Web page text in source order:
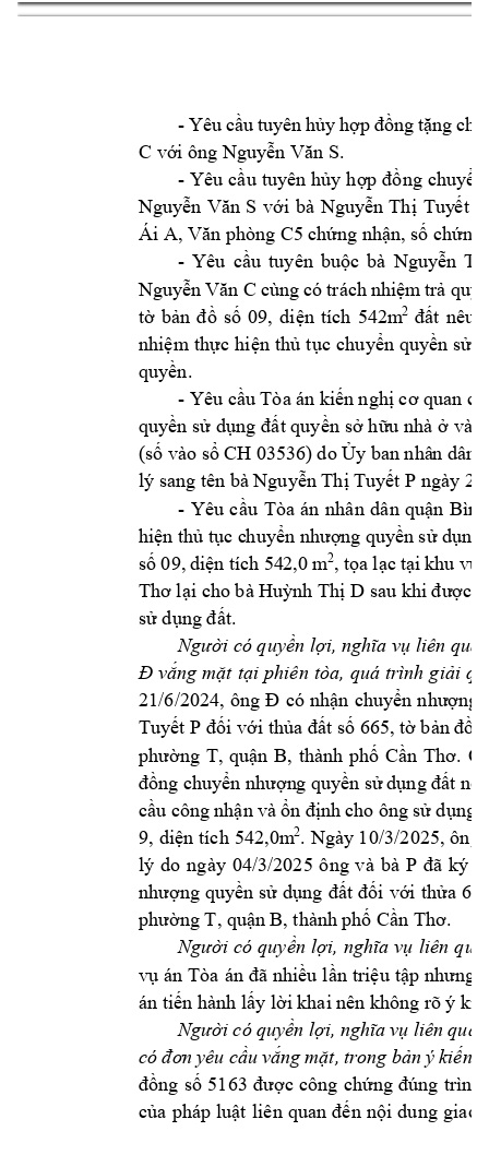
- Yêu cầu tuyên hủy hợp đồng tặng cho
C với ông Nguyễn Văn S.
- Yêu cầu tuyên hủy hợp đồng
Nguyễn Văn S với bà Nguyễn Thị Tuyết
Ái A, Văn phòng C5 chứng nhận, số chứng
- Yêu cầu tuyên buộc bà Nguyễn
Nguyễn Văn C cùng có trách nhiệm trả qu
tờ bản đồ số 09, diện tích 542m2 đất nêu
nhiệm thực hiện thủ tục chuyển quyền sử
quyền.
- Yêu cầu Tòa án kiến nghị cơ quan
quyền sử dụng đất quyền sở hữu nhà ở và
(số vào sổ CH 03536) do Ủy ban nhân dân
lý sang tên bà Nguyễn Thị Tuyết P ngày
- Yêu cầu Tòa án nhân dân quận
hiện thủ tục chuyển nhượng quyền sử dụng
số 09, diện tích 542,0 m2, tọa lạc tại khu
Thơ lại cho bà Huỳnh Thị D sau khi được
sử dụng đất.
Người có quyền lợi, nghĩa vụ liên
Đ vắng mặt tại phiên tòa, quá trình giải
21/6/2024, ông Đ có nhận chuyển nhượng
Tuyết P đối với thủa đất số 665, tờ bản đồ
phường T, quận B, thành phố Cần Thơ.
đồng chuyển nhượng quyền sử dụng đất nê
cầu công nhận và ổn định cho ông sử dụng
9, diện tích 542,0m2. Ngày 10/3/2025, ông
lý do ngày 04/3/2025 ông và bà P đã ký
nhượng quyền sử dụng đất đối với thửa
phường T, quận B, thành phố Cần Thơ.
Người có quyền lợi, nghĩa vụ liên q
vụ án Tòa án đã nhiều lần triệu tập nhưng
án tiến hành lấy lời khai nên không rõ ý
Người có quyền lợi, nghĩa vụ liên
có đơn yêu cầu vắng mặt, trong bản ý kiến
đồng số 5163 được công chứng đúng trình
của pháp luật liên quan đến nội dung giao